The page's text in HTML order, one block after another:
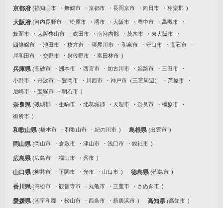
京都府 福知山市 舞鶴市 京都市 長岡京市 向日市 相楽郡
大阪府 河内長野市 松原市 堺市 大阪市 豊中市
高槻市
箕面市
大阪狭山市 吹田市 南河内郡 茨木市
東大阪市
四條畷市
池田市 枚方市 寝屋川市 和泉市 守口市
高石市
岸和田市
交野市 泉佐野市 富田林市
兵庫県 高砂市 洲本市 西宮市 加古川市 姫路市
三田市
小野市
丹波市 豊岡市 川西市 神戸市（三宮周辺）
芦屋市
尼崎市
宝塚市 明石市
奈良県 磯城郡 生駒市 北葛城郡 天理市 奈良市
橿原市
御所市
和歌山県 橋本市 和歌山市 紀の川市 島根県 出雲市
岡山県 岡山市 倉敷市 津山市 浅口市 総社市
広島県 広島市 福山市 呉市
山口県 柳井市 下関市 光市 山口市 徳島県 徳島市
香川県 高松市 観音寺市 丸亀市 三豊市 さぬき市
愛媛県 南宇和郡 松山市 西条市 新居浜市 高知県 高知市